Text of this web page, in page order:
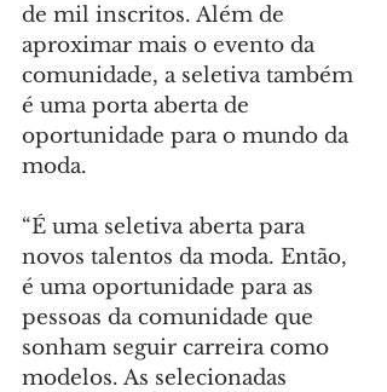
de mil inscritos. Além de
aproximar mais o evento da
comunidade, a seletiva também
é uma porta aberta de
oportunidade para o mundo da
moda.
“É uma seletiva aberta para
novos talentos da moda. Então,
é uma oportunidade para as
pessoas da comunidade que
sonham seguir carreira como
modelos. As selecionadas